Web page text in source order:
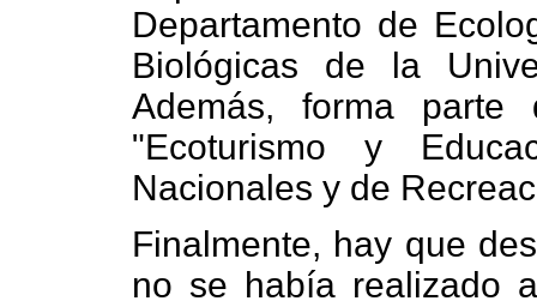
Departamento de
Biológicas de la
Además, forma
"Ecoturismo y
Nacionales y de
Finalmente, hay que
no se había realizado